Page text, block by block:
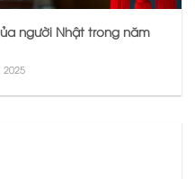
người Nhật trong năm
2025